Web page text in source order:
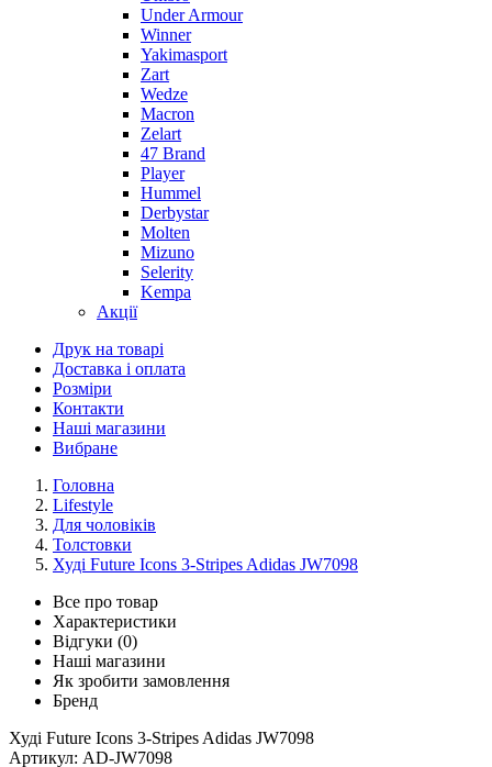
Under Armour
Winner
Yakimasport
Zart
Wedze
Macron
Zelart
47 Brand
Player
Hummel
Derbystar
Molten
Mizuno
Selerity
Kempa
Акції
Друк на товарі
Доставка і оплата
Розміри
Контакти
Наші магазини
Вибране
Головна
Lifestyle
Для чоловіків
Толстовки
Худі Future Icons 3-Stripes Adidas JW7098
Все про товар
Характеристики
Відгуки (0)
Наші магазини
Як зробити замовлення
Бренд
Худі Future Icons 3-Stripes Adidas JW7098
Артикул: AD-JW7098